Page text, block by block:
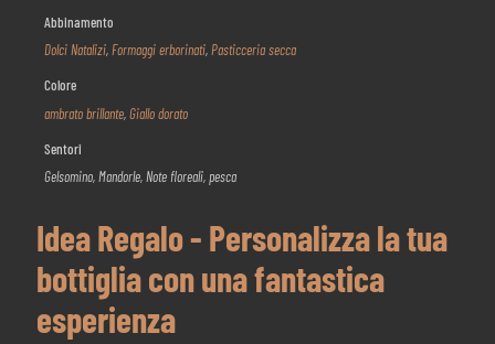
Abbinamento
Dolci Natalizi,Formaggi erborinati,Pasticceria secca
Colore
ambrato brillante,Giallo dorato
Sentori
Gelsomino, Mandorle, Note floreali, pesca
Idea Regalo - Personalizza la tua
bottiglia con una fantastica
esperienza